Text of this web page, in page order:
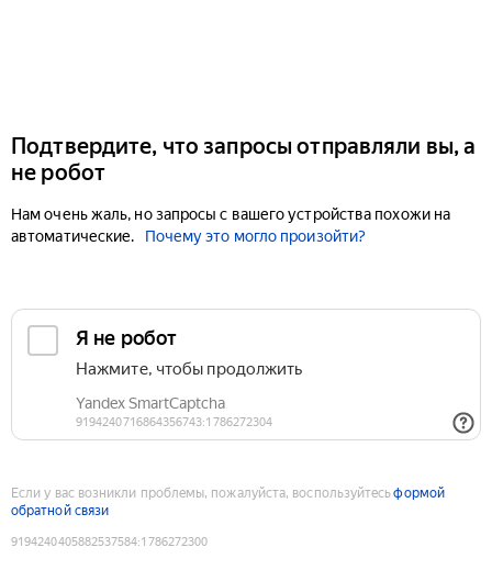
Подтвердите, что запросы отправляли вы, а
не робот
Нам очень жаль, но запросы с вашего устройства похожи на
автоматические.
Почему это могло произойти?
Если у вас возникли проблемы, пожалуйста, воспользуйтесьформой
обратной связи
9194240405882537584:1786272300